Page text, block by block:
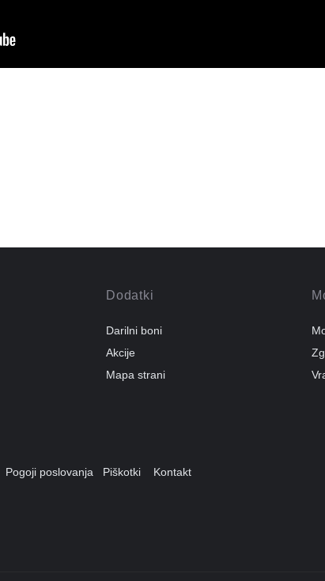
Dodatki
Darilni boni
Akcije
Mapa strani
Pogoji poslovanja Piškotki Kontakt